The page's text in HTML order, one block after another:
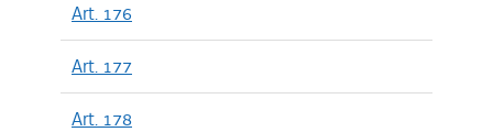
Art. 176
Art. 177
Art. 178